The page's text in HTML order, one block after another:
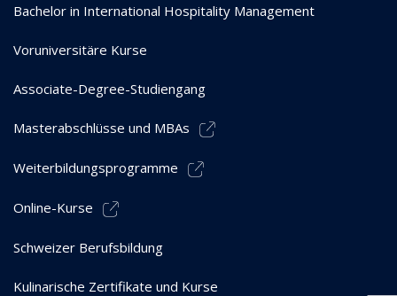
Bachelor in International Hospitality Management
Voruniversitäre Kurse
Associate-Degree-Studiengang
Masterabschlüsse und MBAs
Weiterbildungsprogramme
Online-Kurse
Schweizer Berufsbildung
Kulinarische Zertifikate und Kurse